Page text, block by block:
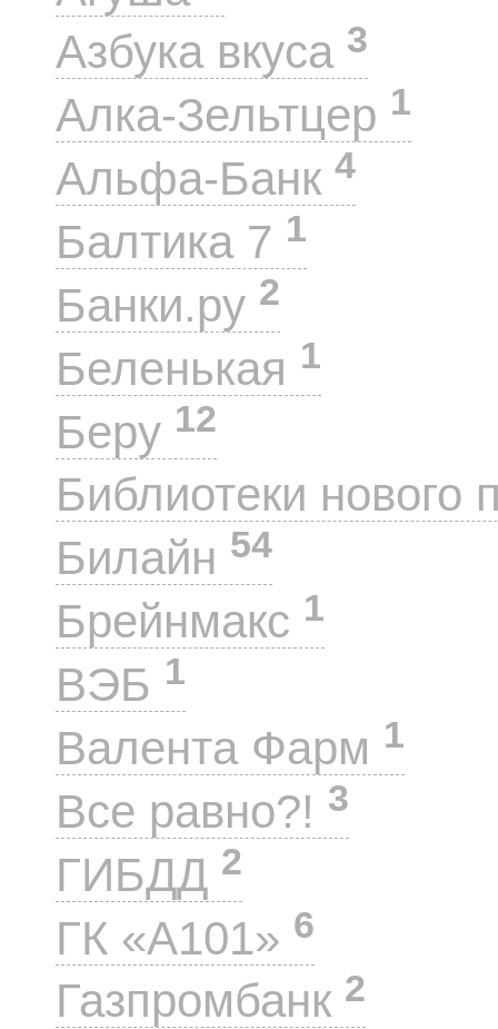
Азбука вкуса 3
Алка-Зельтцер 1
Альфа-Банк 4
Балтика 7 1
Банки.ру 2
Беленькая 1
Беру 12
Библиотеки нового
Билайн 54
Брейнмакс 1
ВЭБ 1
Валента Фарм 1
Все равно?! 3
ГИБДД 2
ГК «А101» 6
Газпромбанк 2